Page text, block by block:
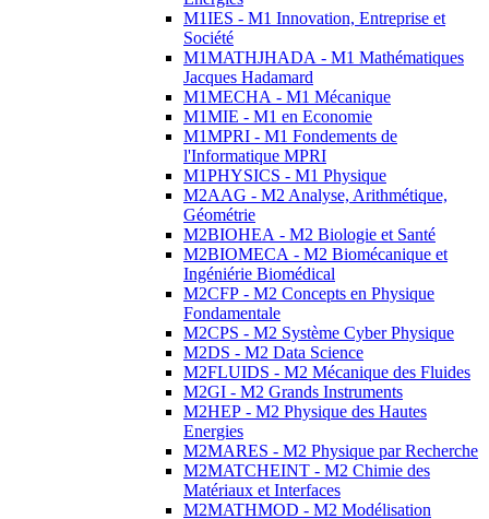
M1IES - M1 Innovation, Entreprise et
Société
M1MATHJHADA - M1 Mathématiques
Jacques Hadamard
M1MECHA - M1 Mécanique
M1MIE - M1 en Economie
M1MPRI - M1 Fondements de
l'Informatique MPRI
M1PHYSICS - M1 Physique
M2AAG - M2 Analyse, Arithmétique,
Géométrie
M2BIOHEA - M2 Biologie et Santé
M2BIOMECA - M2 Biomécanique et
Ingéniérie Biomédical
M2CFP - M2 Concepts en Physique
Fondamentale
M2CPS - M2 Système Cyber Physique
M2DS - M2 Data Science
M2FLUIDS - M2 Mécanique des Fluides
M2GI - M2 Grands Instruments
M2HEP - M2 Physique des Hautes
Energies
M2MARES - M2 Physique par Recherche
M2MATCHEINT - M2 Chimie des
Matériaux et Interfaces
M2MATHMOD - M2 Modélisation